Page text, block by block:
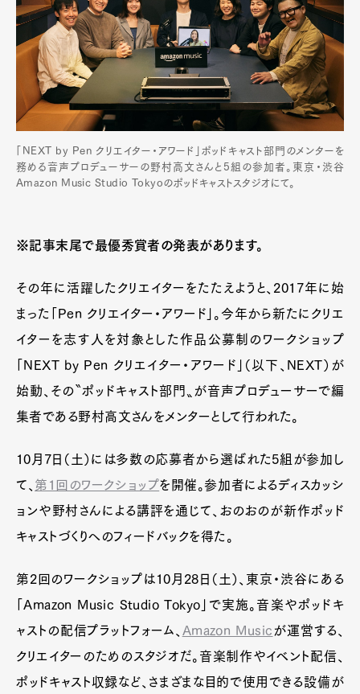
「NEXT by Pen クリエイター・アワード」ポッドキャスト部門のメンターを
務める音声プロデューサーの野村高文さんと5組の参加者。東京・渋谷
Amazon Music Studio Tokyoのポッドキャストスタジオにて。
※記事末尾で最優秀賞者の発表があります。
その年に活躍したクリエイターをたたえようと、2017年に始
まった「Pen クリエイター・アワード」。今年から新たにクリエ
イターを志す人を対象とした作品公募制のワークショップ
「NEXT by Pen クリエイター・アワード」（以下、NEXT）が
始動、その〝ポッドキャスト部門〟が音声プロデューサーで編
集者である野村高文さんをメンターとして行われた。
10月7日（土）には多数の応募者から選ばれた5組が参加し
て、 第1回のワークショップを開催。参加者によるディスカッシ
ョンや野村さんによる講評を通じて、おのおのが新作ポッド
キャストづくりへのフィードバックを得た。
第2回のワークショップは10月28日（土）、東京・渋谷にある
「Amazon Music Studio Tokyo」で実施。音楽やポッドキ
ャストの配信プラットフォーム、 Amazon Music が運営する、
クリエイターのためのスタジオだ。音楽制作やイベント配信、
ポッドキャスト収録など、さまざまな目的で使用できる設備が